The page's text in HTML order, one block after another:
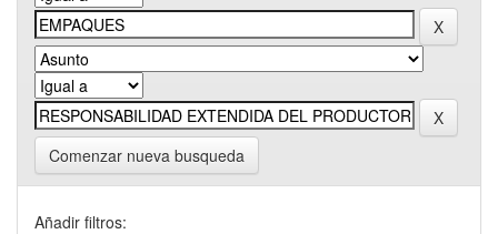
Comenzar nueva busqueda
Añadir filtros: